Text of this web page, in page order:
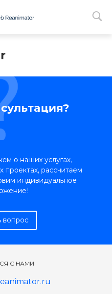
о наших услугах,
проектах, рассчитаем
индивидуальное
вопрос
С НАМИ